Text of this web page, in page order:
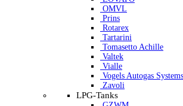
OMVL
Prins
Rotarex
Tartarini
Tomasetto Achille
Valtek
Vialle
Vogels Autogas Systems
Zavoli
LPG-Tanks